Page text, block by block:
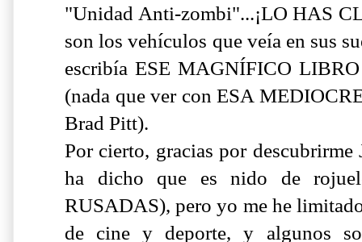
"Unidad Anti-zombi"...¡LO HAS
son los vehículos que veía en sus
escribía ESE MAGNÍFICO
(nada que ver con ESA
Brad Pitt).
Por cierto, gracias por
ha dicho que es nido de
RUSADAS), pero yo me he
de cine y deporte, y algunos